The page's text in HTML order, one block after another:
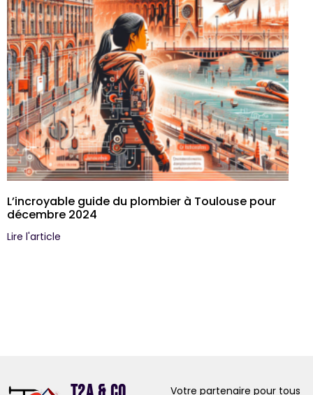
L’incroyable guide du plombier à Toulouse pour
décembre 2024
Lire l'article
Votre partenaire pour tous